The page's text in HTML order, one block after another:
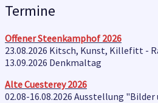
Termine
Offener Steenkamphof 2026
23.08.2026 Kitsch, Kunst, Killefitt -
13.09.2026 Denkmaltag
Alte Cuesterey 2026
02.08-16.08.2026 Ausstellung